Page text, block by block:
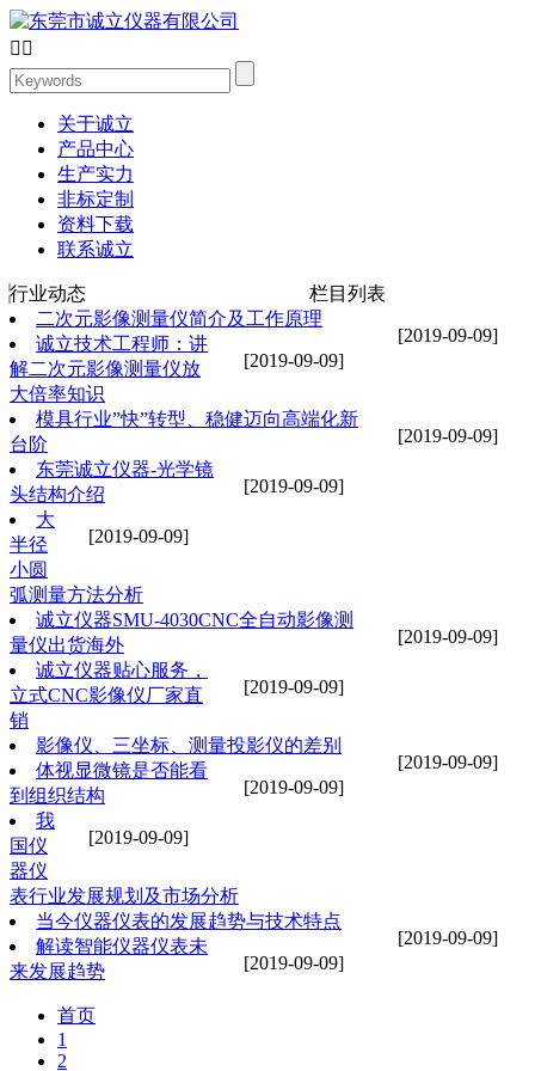
 
关于诚立
产品中心
生产实力
非标定制
资料下载
联系诚立
行业动态 栏目列表
[2019-09-09]
二次元影像测量仪简介及工作原理
[2019-09-09]
诚立技术工程师：讲
解二次元影像测量仪放
大倍率知识
[2019-09-09]
模具行业”快”转型、稳健迈向高端化新
台阶
[2019-09-09]
东莞诚立仪器-光学镜
头结构介绍
[2019-09-09]
大
半径
小圆
弧测量方法分析
[2019-09-09]
诚立仪器SMU-4030CNC全自动影像测
量仪出货海外
[2019-09-09]
诚立仪器贴心服务，
立式CNC影像仪厂家直
销
[2019-09-09]
影像仪、三坐标、测量投影仪的差别
[2019-09-09]
体视显微镜是否能看
到组织结构
[2019-09-09]
我
国仪
器仪
表行业发展规划及市场分析
[2019-09-09]
当今仪器仪表的发展趋势与技术特点
[2019-09-09]
解读智能仪器仪表未
来发展趋势
首页
1
2